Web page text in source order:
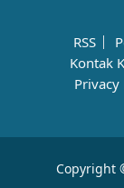
RSS
Kontak
Privacy
Copyright